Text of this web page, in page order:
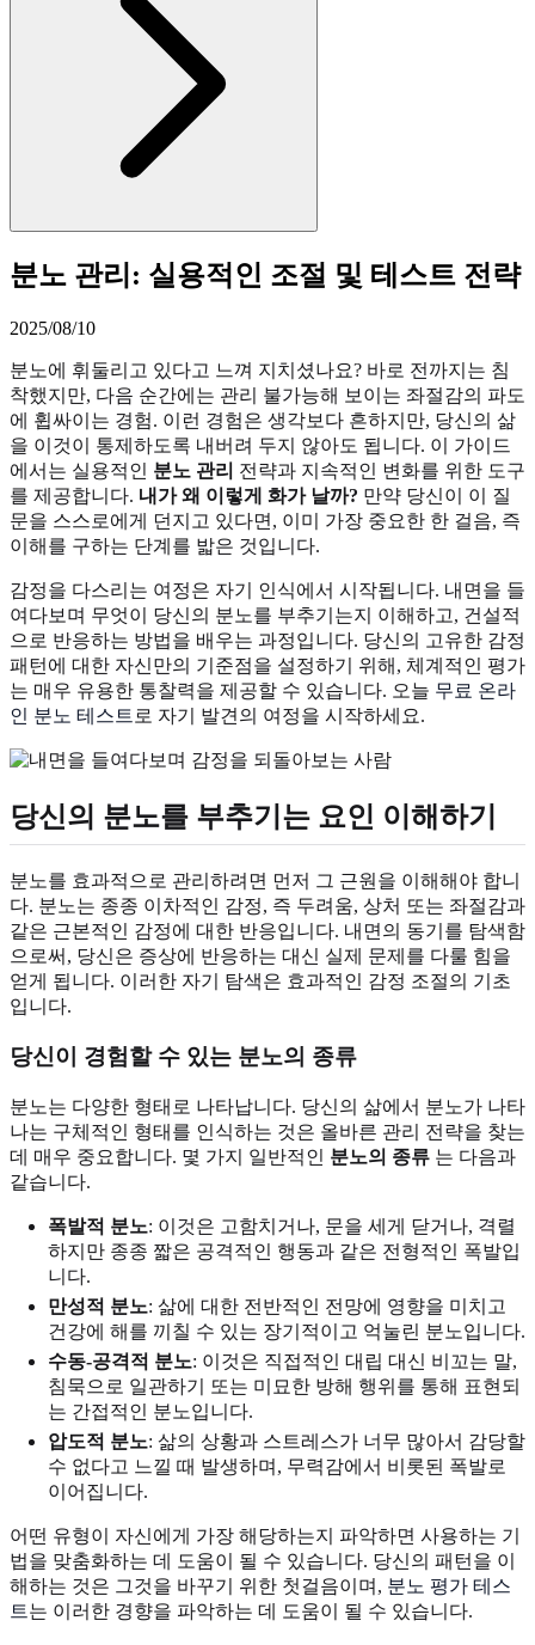
분노 관리: 실용적인 조절 및 테스트 전략
2025/08/10
분노에 휘둘리고 있다고 느껴 지치셨나요? 바로 전까지는 침
착했지만, 다음 순간에는 관리 불가능해 보이는 좌절감의 파도
에 휩싸이는 경험. 이런 경험은 생각보다 흔하지만, 당신의 삶
을 이것이 통제하도록 내버려 두지 않아도 됩니다. 이 가이드
에서는 실용적인 분노 관리 전략과 지속적인 변화를 위한 도구
를 제공합니다. 내가 왜 이렇게 화가 날까? 만약 당신이 이 질
문을 스스로에게 던지고 있다면, 이미 가장 중요한 한 걸음, 즉
이해를 구하는 단계를 밟은 것입니다.
감정을 다스리는 여정은 자기 인식에서 시작됩니다. 내면을 들
여다보며 무엇이 당신의 분노를 부추기는지 이해하고, 건설적
으로 반응하는 방법을 배우는 과정입니다. 당신의 고유한 감정
패턴에 대한 자신만의 기준점을 설정하기 위해, 체계적인 평가
는 매우 유용한 통찰력을 제공할 수 있습니다. 오늘 무료 온라
인 분노 테스트 로 자기 발견의 여정을 시작하세요.
당신의 분노를 부추기는 요인 이해하기
분노를 효과적으로 관리하려면 먼저 그 근원을 이해해야 합니
다. 분노는 종종 이차적인 감정, 즉 두려움, 상처 또는 좌절감과
같은 근본적인 감정에 대한 반응입니다. 내면의 동기를 탐색함
으로써, 당신은 증상에 반응하는 대신 실제 문제를 다룰 힘을
얻게 됩니다. 이러한 자기 탐색은 효과적인 감정 조절의 기초
입니다.
당신이 경험할 수 있는 분노의 종류
분노는 다양한 형태로 나타납니다. 당신의 삶에서 분노가 나타
나는 구체적인 형태를 인식하는 것은 올바른 관리 전략을 찾는
데 매우 중요합니다. 몇 가지 일반적인 분노의 종류 는 다음과
같습니다.
폭발적 분노: 이것은 고함치거나, 문을 세게 닫거나, 격렬
하지만 종종 짧은 공격적인 행동과 같은 전형적인 폭발입
니다.
만성적 분노: 삶에 대한 전반적인 전망에 영향을 미치고
건강에 해를 끼칠 수 있는 장기적이고 억눌린 분노입니다.
수동-공격적 분노: 이것은 직접적인 대립 대신 비꼬는 말,
침묵으로 일관하기 또는 미묘한 방해 행위를 통해 표현되
는 간접적인 분노입니다.
압도적 분노: 삶의 상황과 스트레스가 너무 많아서 감당할
수 없다고 느낄 때 발생하며, 무력감에서 비롯된 폭발로
이어집니다.
어떤 유형이 자신에게 가장 해당하는지 파악하면 사용하는 기
법을 맞춤화하는 데 도움이 될 수 있습니다. 당신의 패턴을 이
해하는 것은 그것을 바꾸기 위한 첫걸음이며, 분노 평가 테스
트는 이러한 경향을 파악하는 데 도움이 될 수 있습니다.